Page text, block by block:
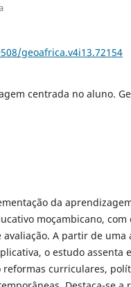
geoafrica.v4i13.72154
centrada no aluno.
da
moçambicano,
A partir de uma
o estudo assenta
curriculares,